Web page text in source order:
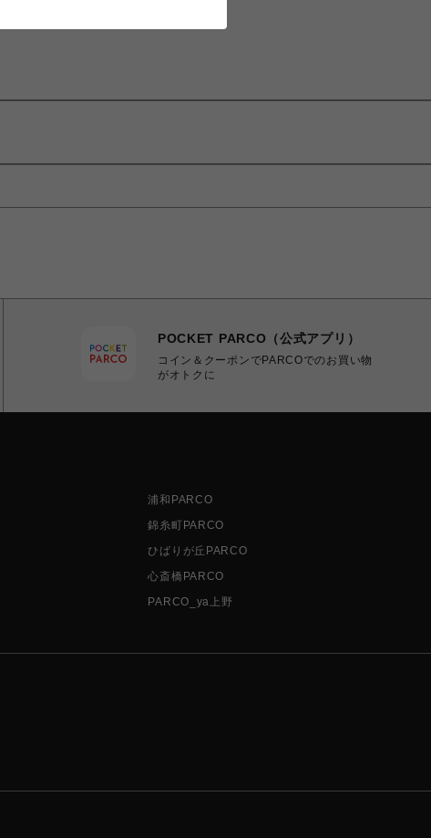
POCKET PARCO（公式アプリ）
コイン＆クーポンでPARCOでのお買い物
がオトクに
浦和PARCO
錦糸町PARCO
ひばりが丘PARCO
心斎橋PARCO
PARCO_ya上野